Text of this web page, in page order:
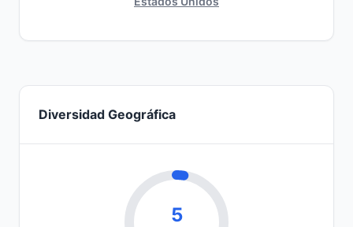
Diversidad Geográfica
5